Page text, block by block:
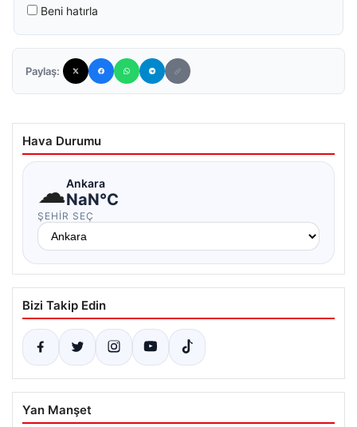
Beni hatırla
Paylaş:
Hava Durumu
☁Ankara
NaN°C
ŞEHIR SEÇ
Bizi Takip Edin
Yan Manşet